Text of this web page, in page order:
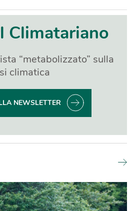
Climatariano
“metabolizzato” sulla
climatica
NEWSLETTER